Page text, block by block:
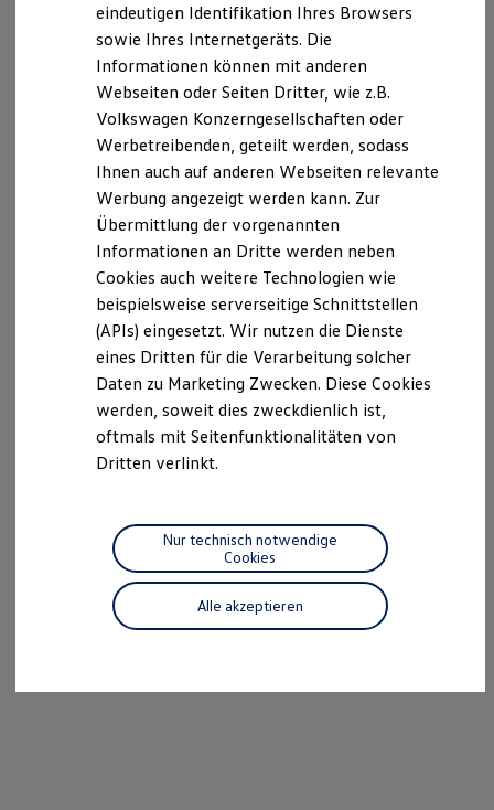
Lifestyle Shop
T-Roc Kollektion
Golf Kollektion
Volkswagen Kollektion
R-Kollektion
GTI Kollektion
Fußball Drop
we drive football
#wedriveproud
Besitzer und Service
myVolkswagen
Software Updates
Service und Ersatzteile
Inspektion und HU/AU
Reparaturen und Checks
Motorenöl und Flüssigkeiten
Räder und Reifen
Pannen- und Unfallhilfe
Economy Service
Volkswagen Teile
Zubehör
Modellspezifisches Zubehör
Individualisieren
Wallbox und Ladekabel
Digitale Extras
Dienste für Ihr Modell finden
Volkswagen Apps, Login und Shop
Handy und Fahrzeug verbinden
Vorgängermodelle
eindeutigen Identifikation Ihres Browsers
sowie Ihres Internetgeräts. Die
Informationen können mit anderen
Webseiten oder Seiten Dritter, wie z.B.
Volkswagen Konzerngesellschaften oder
Werbetreibenden, geteilt werden, sodass
Ihnen auch auf anderen Webseiten relevante
Werbung angezeigt werden kann. Zur
Übermittlung der vorgenannten
Informationen an Dritte werden neben
Cookies auch weitere Technologien wie
beispielsweise serverseitige Schnittstellen
(APIs) eingesetzt. Wir nutzen die Dienste
eines Dritten für die Verarbeitung solcher
Daten zu Marketing Zwecken. Diese Cookies
werden, soweit dies zweckdienlich ist,
oftmals mit Seitenfunktionalitäten von
Dritten verlinkt.
Alle akzeptieren
Nur technisch notwendige
Cookies